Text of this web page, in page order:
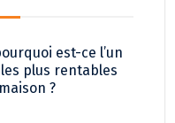
est-ce l’un
plus rentables
?